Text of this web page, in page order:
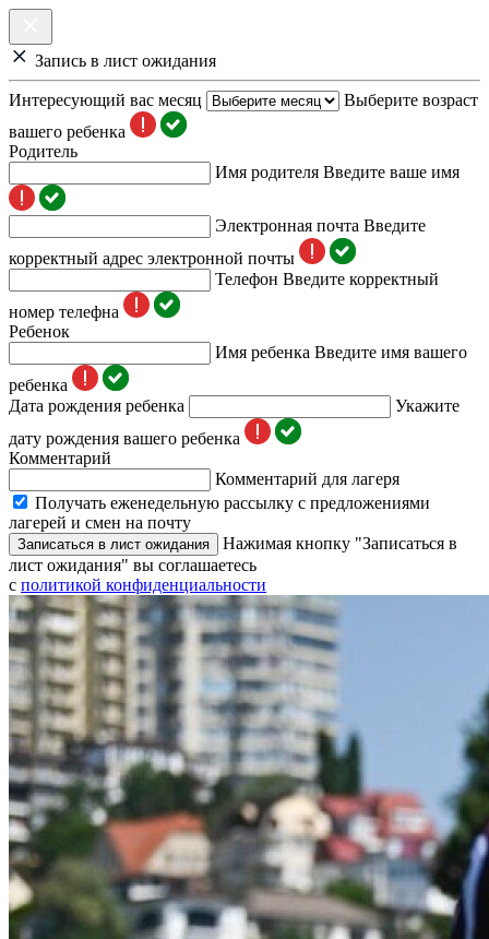
Запись в лист ожидания
Интересующий вас месяц
Выберите возраст
вашего ребенка
Родитель
Имя родителя Введите ваше имя
Электронная почта Введите
корректный адрес электронной почты
Телефон Введите корректный
номер телефна
Ребенок
Имя ребенка Введите имя вашего
ребенка
Дата рождения ребенка
Укажите
дату рождения вашего ребенка
Комментарий
Комментарий для лагеря
Получать еженедельную рассылку с предложениями
лагерей и смен на почту
Записаться в лист ожидания
Нажимая кнопку "Записаться в
лист ожидания" вы соглашаетесь
с политикой конфиденциальности